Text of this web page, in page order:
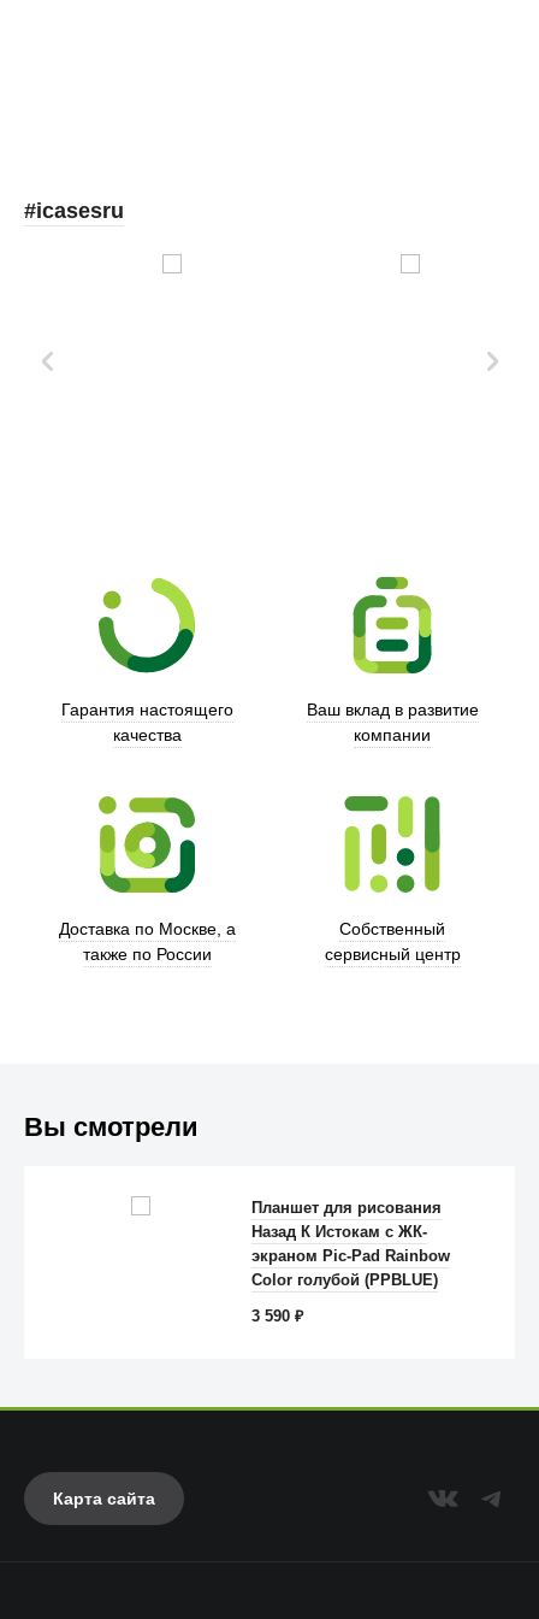
Anker
#icasesru
Гарантия настоящего
качества
Ваш вклад в развитие
компании
Доставка по Москве, а
также по России
Собственный
сервисный центр
Вы смотрели
Планшет для рисования
Назад К Истокам с ЖК-
экраном Pic-Pad Rainbow
Color голубой (PPBLUE)
3 590₽
Карта сайта